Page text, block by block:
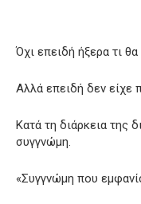
Όχι επειδή ήξερα τι
Αλλά επειδή δεν είχε
Κατά τη διάρκεια της
συγγνώμη.
«Συγγνώμη που